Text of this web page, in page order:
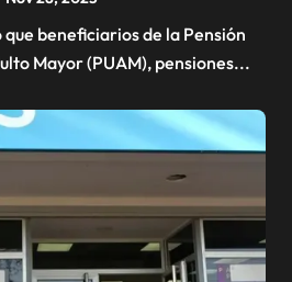
Mayor (PUAM), pensiones...